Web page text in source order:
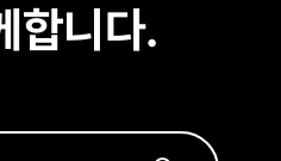
합니다.
합니다.